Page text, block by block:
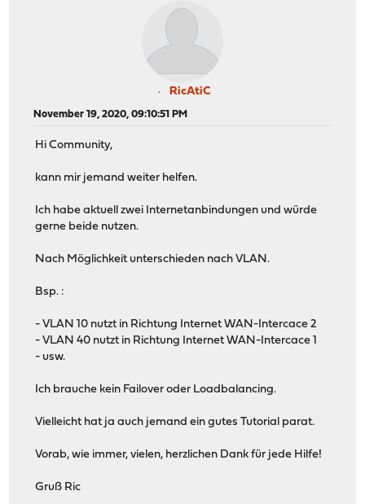
RicAtiC
November 19, 2020, 09:10:51 PM
Hi Community,
kann mir jemand weiter helfen.
Ich habe aktuell zwei Internetanbindungen und würde
gerne beide nutzen.
Nach Möglichkeit unterschieden nach VLAN.
Bsp. :
- VLAN 10 nutzt in Richtung Internet WAN-Intercace 2
- VLAN 40 nutzt in Richtung Internet WAN-Intercace 1
- usw.
Ich brauche kein Failover oder Loadbalancing.
Vielleicht hat ja auch jemand ein gutes Tutorial parat.
Vorab, wie immer, vielen, herzlichen Dank für jede Hilfe!
Gruß Ric